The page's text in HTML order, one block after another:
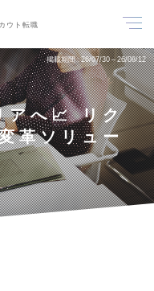
ウト転職
掲載期間 26/07/30～26/08/12
アへ📈 リク
革ソリュー